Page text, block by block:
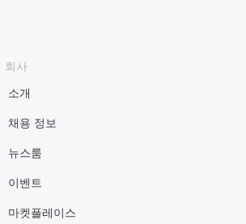
회사
소개
채용 정보
뉴스룸
이벤트
마켓플레이스